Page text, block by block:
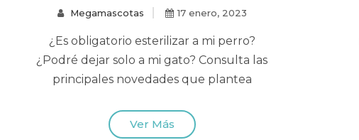
Megamascotas 17 enero, 2023
¿Es obligatorio esterilizar a mi perro?
¿Podré dejar solo a mi gato? Consulta las
principales novedades que plantea
Ver Más